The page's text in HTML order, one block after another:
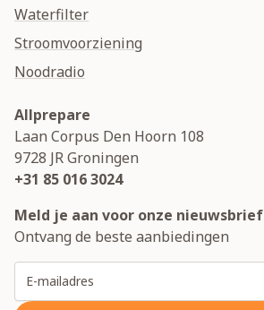
Waterfilter
Stroomvoorziening
Noodradio
Allprepare
Laan Corpus Den Hoorn 108
9728 JRGroningen
+31 85 016 3024
Meld je aan voor onze nieuwsbrief
Ontvang de beste aanbiedingen